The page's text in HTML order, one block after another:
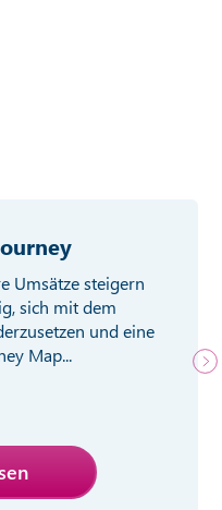
Umsätze steigern
sich mit dem
und eine
Map...